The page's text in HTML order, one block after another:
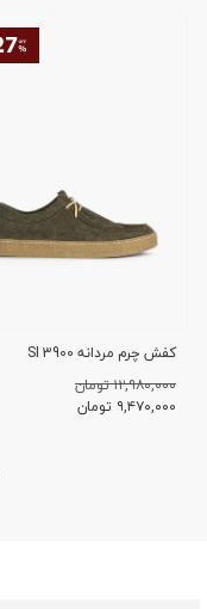
کفش چرم مردانه SI 3900
۱۲,۹۸۰,۰۰۰ تومان
۹,۴۷۰,۰۰۰ تومان